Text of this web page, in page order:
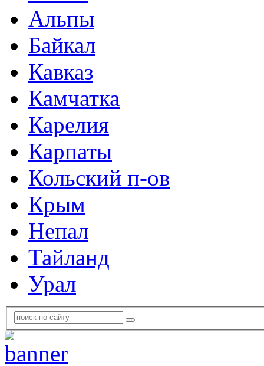
Альпы
Байкал
Кавказ
Камчатка
Карелия
Карпаты
Кольский п-ов
Крым
Непал
Тайланд
Урал